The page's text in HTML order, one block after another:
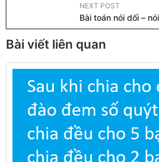
NEXT POST
Bài toán nói dối –
Bài viết liên quan